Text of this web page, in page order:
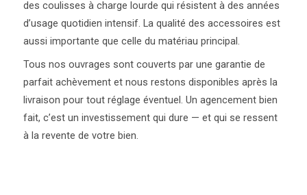
des coulisses à charge lourde qui résistent à des années
d’usage quotidien intensif. La qualité des accessoires est
aussi importante que celle du matériau principal.
Tous nos ouvrages sont couverts par une garantie de
parfait achèvement et nous restons disponibles après la
livraison pour tout réglage éventuel. Un agencement bien
fait, c’est un investissement qui dure — et qui se ressent
à la revente de votre bien.